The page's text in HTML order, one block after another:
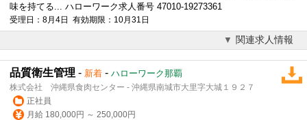
味を持てる... ハローワーク求人番号 47010-19273361
受理日：8月4日 有効期限：10月31日
関連求人情報
品質衛生管理 - 新着 - ハローワーク那覇
株式会社 沖縄県食肉センター - 沖縄県南城市大里字大城１９２７
正社員
月給 180,000円 ～ 250,000円